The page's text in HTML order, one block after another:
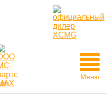
Меню